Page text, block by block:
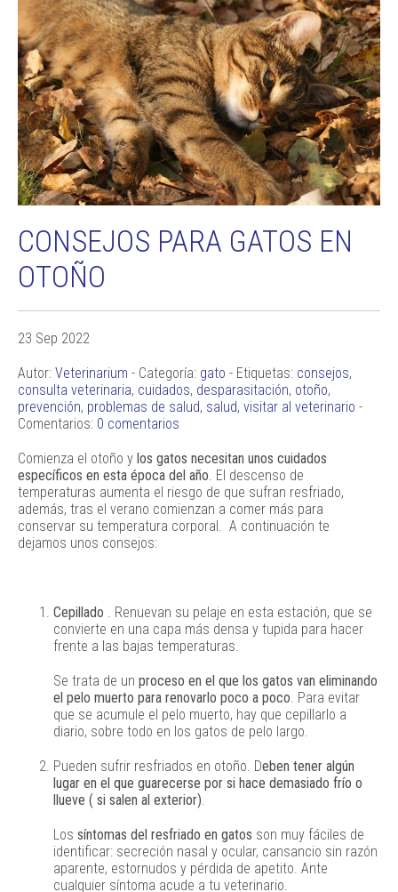
CONSEJOS PARA GATOS EN
OTOÑO
23 Sep 2022
Autor: Veterinarium - Categoría: gato - Etiquetas: consejos,
consulta veterinaria, cuidados, desparasitación, otoño,
prevención, problemas de salud, salud, visitar al veterinario -
Comentarios: 0 comentarios
Comienza el otoño y los gatos necesitan unos cuidados
específicos en esta época del año. El descenso de
temperaturas aumenta el riesgo de que sufran resfriado,
además, tras el verano comienzan a comer más para
conservar su temperatura corporal. A continuación te
dejamos unos consejos:
Cepillado . Renuevan su pelaje en esta estación, que se
convierte en una capa más densa y tupida para hacer
frente a las bajas temperaturas.
Se trata de un proceso en el que los gatos van eliminando
el pelo muerto para renovarlo poco a poco. Para evitar
que se acumule el pelo muerto, hay que cepillarlo a
diario, sobre todo en los gatos de pelo largo.
Pueden sufrir resfriados en otoño. Deben tener algún
lugar en el que guarecerse por si hace demasiado frío o
llueve ( si salen al exterior).
Los síntomas del resfriado en gatos son muy fáciles de
identificar: secreción nasal y ocular, cansancio sin razón
aparente, estornudos y pérdida de apetito. Ante
cualquier síntoma acude a tu veterinario.